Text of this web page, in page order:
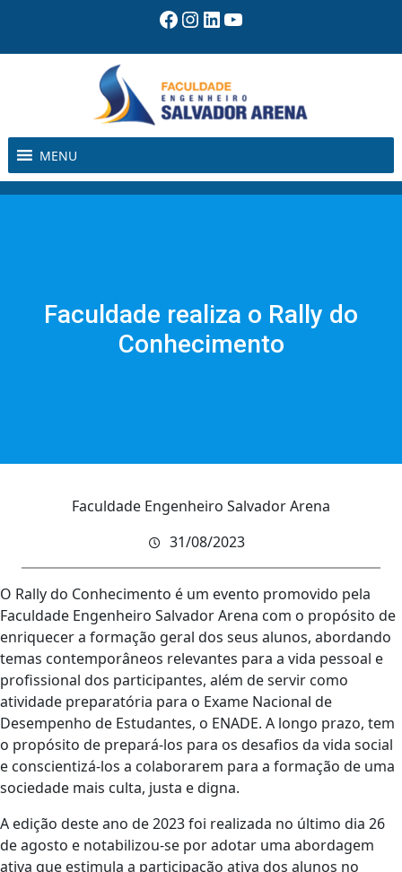
o
Facebook
Instagram
LinkedIn
Youtube
MENU
Faculdade realiza o Rally do
Conhecimento
Faculdade Engenheiro Salvador Arena
31/08/2023
O Rally do Conhecimento é um evento promovido pela
Faculdade Engenheiro Salvador Arena com o propósito de
enriquecer a formação geral dos seus alunos, abordando
temas contemporâneos relevantes para a vida pessoal e
profissional dos participantes, além de servir como
atividade preparatória para o Exame Nacional de
Desempenho de Estudantes, o ENADE. A longo prazo, tem
o propósito de prepará-los para os desafios da vida social
e conscientizá-los a colaborarem para a formação de uma
sociedade mais culta, justa e digna.
A edição deste ano de 2023 foi realizada no último dia 26
de agosto e notabilizou-se por adotar uma abordagem
ativa que estimula a participação ativa dos alunos no